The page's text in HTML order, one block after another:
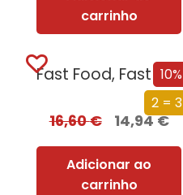
carrinho
10%
2 = 3
Fast Food, Fast Life, Fast Cancer –...
16,60€ 14,94€
Adicionar ao
carrinho